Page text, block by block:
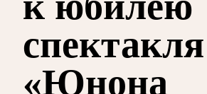
спектакля
«Юнона